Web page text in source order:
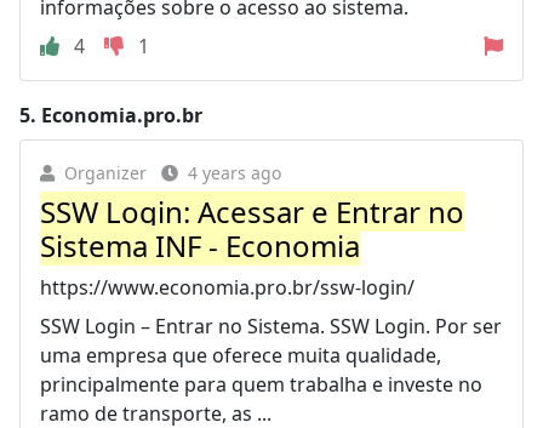
informações sobre o acesso ao sistema.
4
1
5. Economia.pro.br
Organizer 4 years ago
SSW Login: Acessar e Entrar no
Sistema INF - Economia
https://www.economia.pro.br/ssw-login/
SSW Login – Entrar no Sistema. SSW Login. Por ser
uma empresa que oferece muita qualidade,
principalmente para quem trabalha e investe no
ramo de transporte, as ...